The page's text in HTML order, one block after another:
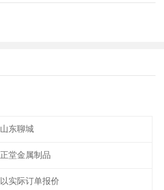
山东聊城
正堂金属制品
以实际订单报价